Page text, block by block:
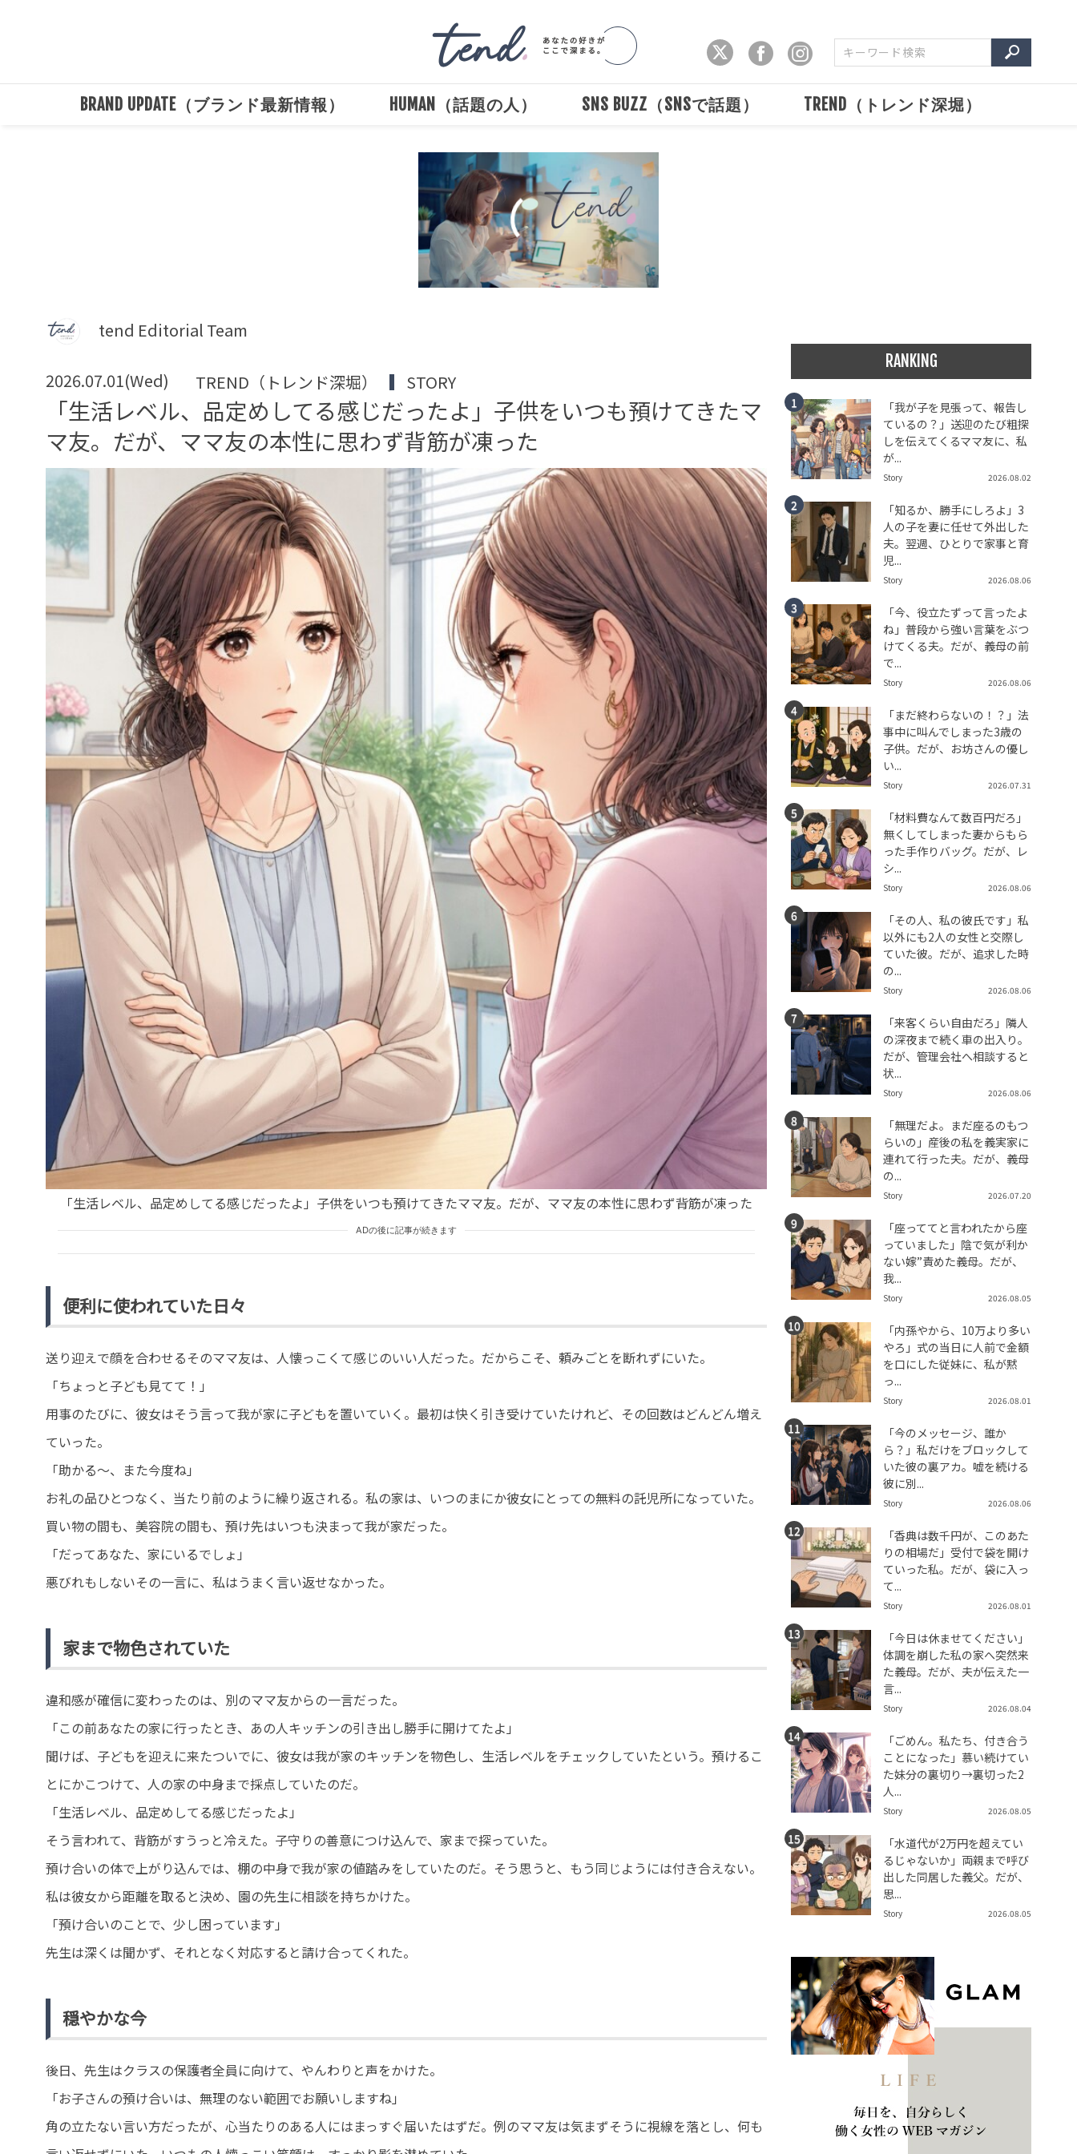
BRAND UPDATE（ブランド最新情報） HUMAN（話題の人） SNS BUZZ（SNSで話題） TREND（トレンド深堀）
00:00/ 00:30
tend Editorial Team
2026.07.01(Wed) TREND（トレンド深堀） STORY
「生活レベル、品定めしてる感じだったよ」子供をいつも預けてきたマ
マ友。だが、ママ友の本性に思わず背筋が凍った
「生活レベル、品定めしてる感じだったよ」子供をいつも預けてきたママ友。だが、ママ友の本性に思わず背筋が凍った
ADの後に記事が続きます
便利に使われていた日々
送り迎えで顔を合わせるそのママ友は、人懐っこくて感じのいい人だった。だからこそ、頼みごとを断れずにいた。
「ちょっと子ども見てて！」
用事のたびに、彼女はそう言って我が家に子どもを置いていく。最初は快く引き受けていたけれど、その回数はどんどん増え
ていった。
「助かる〜、また今度ね」
お礼の品ひとつなく、当たり前のように繰り返される。私の家は、いつのまにか彼女にとっての無料の託児所になっていた。
買い物の間も、美容院の間も、預け先はいつも決まって我が家だった。
「だってあなた、家にいるでしょ」
悪びれもしないその一言に、私はうまく言い返せなかった。
家まで物色されていた
違和感が確信に変わったのは、別のママ友からの一言だった。
「この前あなたの家に行ったとき、あの人キッチンの引き出し勝手に開けてたよ」
聞けば、子どもを迎えに来たついでに、彼女は我が家のキッチンを物色し、生活レベルをチェックしていたという。預けるこ
とにかこつけて、人の家の中身まで採点していたのだ。
「生活レベル、品定めしてる感じだったよ」
そう言われて、背筋がすうっと冷えた。子守りの善意につけ込んで、家まで探っていた。
預け合いの体で上がり込んでは、棚の中身で我が家の値踏みをしていたのだ。そう思うと、もう同じようには付き合えない。
私は彼女から距離を取ると決め、園の先生に相談を持ちかけた。
「預け合いのことで、少し困っています」
先生は深くは聞かず、それとなく対応すると請け合ってくれた。
穏やかな今
後日、先生はクラスの保護者全員に向けて、やんわりと声をかけた。
「お子さんの預け合いは、無理のない範囲でお願いしますね」
角の立たない言い方だったが、心当たりのある人にはまっすぐ届いたはずだ。例のママ友は気まずそうに視線を落とし、何も
RANKING
「我が子を見張って、報告し
ているの？」送迎のたび粗探
しを伝えてくるママ友に、私
が...
Story 2026.08.02
「知るか、勝手にしろよ」3
人の子を妻に任せて外出した
夫。翌週、ひとりで家事と育
児...
Story 2026.08.06
「今、役立たずって言ったよ
ね」普段から強い言葉をぶつ
けてくる夫。だが、義母の前
で...
Story 2026.08.06
「まだ終わらないの！？」法
事中に叫んでしまった3歳の
子供。だが、お坊さんの優し
い...
Story 2026.07.31
「材料費なんて数百円だろ」
無くしてしまった妻からもら
った手作りバッグ。だが、レ
シ...
Story 2026.08.06
「その人、私の彼氏です」私
以外にも2人の女性と交際し
ていた彼。だが、追求した時
の...
Story 2026.08.06
「来客くらい自由だろ」隣人
の深夜まで続く車の出入り。
だが、管理会社へ相談すると
状...
Story 2026.08.06
「無理だよ。まだ座るのもつ
らいの」産後の私を義実家に
連れて行った夫。だが、義母
の...
Story 2026.07.20
「座っててと言われたから座
っていました」陰で気が利か
ない嫁”責めた義母。だが、
我...
Story 2026.08.05
「内孫やから、10万より多い
やろ」式の当日に人前で金額
を口にした従妹に、私が黙
っ...
Story 2026.08.01
「今のメッセージ、誰か
ら？」私だけをブロックして
いた彼の裏アカ。嘘を続ける
彼に別...
Story 2026.08.06
「香典は数千円が、このあた
りの相場だ」受付で袋を開け
ていった私。だが、袋に入っ
て...
Story 2026.08.01
「今日は休ませてください」
体調を崩した私の家へ突然来
た義母。だが、夫が伝えた一
言...
Story 2026.08.04
「ごめん。私たち、付き合う
ことになった」慕い続けてい
た妹分の裏切り→裏切った2
人...
Story 2026.08.05
「水道代が2万円を超えてい
るじゃないか」両親まで呼び
出した同居した義父。だが、
思...
Story 2026.08.05